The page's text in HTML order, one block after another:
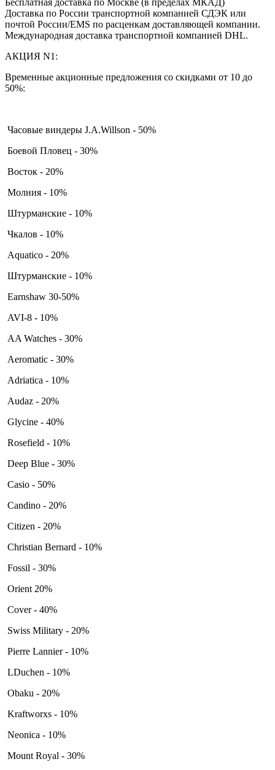
Доставка по России транспортной компанией СДЭК или
почтой России/EMS по расценкам доставляющей компании.
Международная доставка транспортной компанией DHL.
АКЦИЯ N1:
Временные акционные предложения со скидками от 10 до
50%:
Часовые виндеры J.A.Willson - 50%
Боевой Пловец - 30%
Восток - 20%
Молния - 10%
Штурманские - 10%
Чкалов - 10%
Aquatico - 20%
Штурманские - 10%
Earnshaw 30-50%
AVI-8 - 10%
AA Watches - 30%
Aeromatic - 30%
Adriatica - 10%
Audaz - 20%
Glycine - 40%
Rosefield - 10%
Deep Blue - 30%
Casio - 50%
Candino - 20%
Citizen - 20%
Christian Bernard - 10%
Fossil - 30%
Orient 20%
Cover - 40%
Swiss Military - 20%
Pierre Lannier - 10%
LDuchen - 10%
Obaku - 20%
Kraftworxs - 10%
Neonica - 10%
Mount Royal - 30%